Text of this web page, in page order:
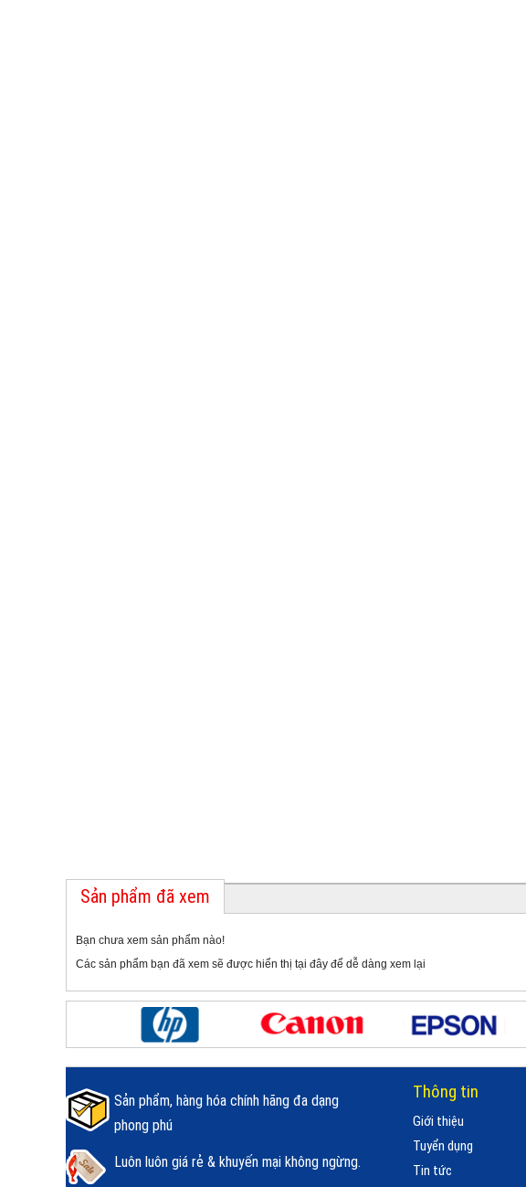
Sản phẩm đã xem
Bạn chưa xem sản phẩm nào!
Các sản phẩm bạn đã xem sẽ được hiển thị tại đây để dễ dàng xem lại
Sản phẩm, hàng hóa chính hãng đa dạng
phong phú
Luôn luôn giá rẻ & khuyến mại không ngừng.
Thông tin
Giới thiệu
Tuyển dụng
Tin tức